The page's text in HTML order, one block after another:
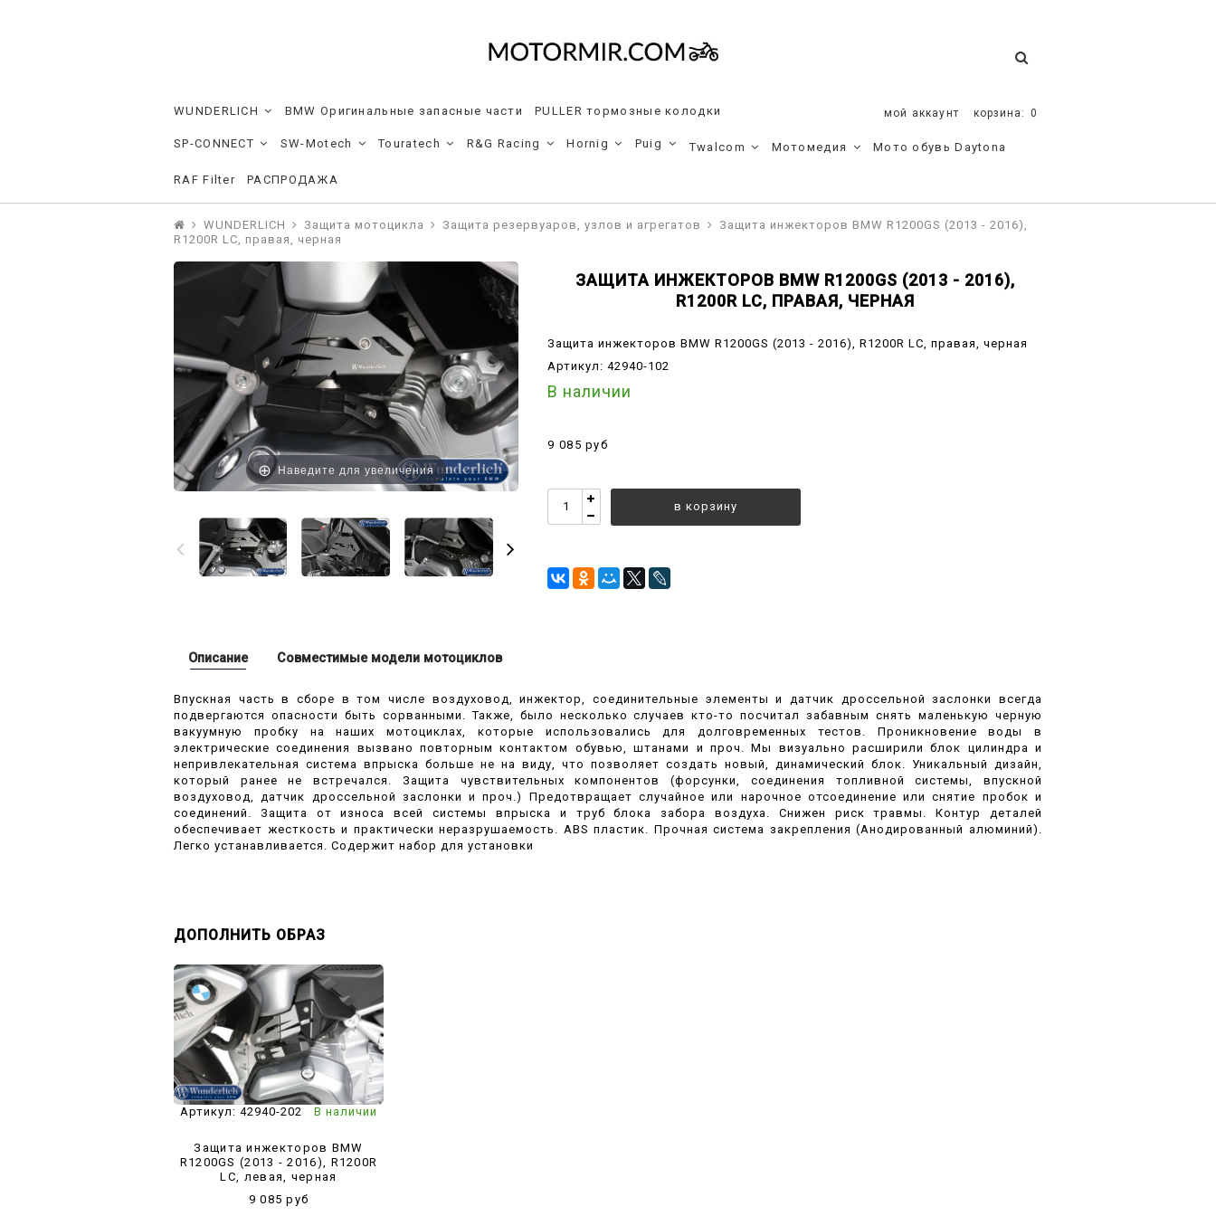
мой аккаунт корзина: 0
WUNDERLICH BMW Оригинальные запасные части PULLER тормозные колодки
SP-CONNECT SW-Motech Touratech R&G Racing Hornig Puig Twalcom Мотомедия Мото обувь Daytona
RAF Filter РАСПРОДАЖА
WUNDERLICH Защита мотоцикла Защита резервуаров, узлов и агрегатов
Защита инжекторов BMW R1200GS (2013 - 2016),
R1200R LC, правая, черная
Наведите для увеличения
ЗАЩИТА ИНЖЕКТОРОВ BMW R1200GS (2013 - 2016),
R1200R LC, ПРАВАЯ, ЧЕРНАЯ
Защита инжекторов BMW R1200GS (2013 - 2016), R1200R LC, правая, черная
Артикул:42940-102
В наличии
9 085 руб
в корзину
Описание
Впускная часть в сборе в том числе воздуховод, инжектор, соединительные элементы и датчик дроссельной заслонки всегда
подвергаются опасности быть сорванными. Также, было несколько случаев кто-то посчитал забавным снять маленькую черную
вакуумную пробку на наших мотоциклах, которые использовались для долговременных тестов. Проникновение воды в
электрические соединения вызвано повторным контактом обувью, штанами и проч. Мы визуально расширили блок цилиндра и
непривлекательная система впрыска больше не на виду, что позволяет создать новый, динамический блок. Уникальный дизайн,
который ранее не встречался. Защита чувствительных компонентов (форсунки, соединения топливной системы, впускной
воздуховод, датчик дроссельной заслонки и проч.) Предотвращает случайное или нарочное отсоединение или снятие пробок и
соединений. Защита от износа всей системы впрыска и труб блока забора воздуха. Снижен риск травмы. Контур деталей
обеспечивает жесткость и практически неразрушаемость. ABS пластик. Прочная система закрепления (Анодированный алюминий).
Легко устанавливается. Содержит набор для установки
Совместимые модели мотоциклов
ДОПОЛНИТЬ ОБРАЗ
Артикул: 42940-202 В наличии
Защита инжекторов BMW
R1200GS (2013 - 2016), R1200R
LC, левая, черная
9 085 руб